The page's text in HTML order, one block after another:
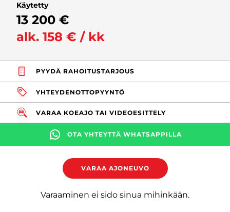
Käytetty
13 200 €
alk. 158 € / kk
PYYDÄ RAHOITUSTARJOUS
YHTEYDENOTTOPYYNTÖ
VARAA KOEAJO TAI VIDEOESITTELY
OTA YHTEYTTÄ WHATSAPPILLA
VARAA AJONEUVO
Varaaminen ei sido sinua mihinkään.